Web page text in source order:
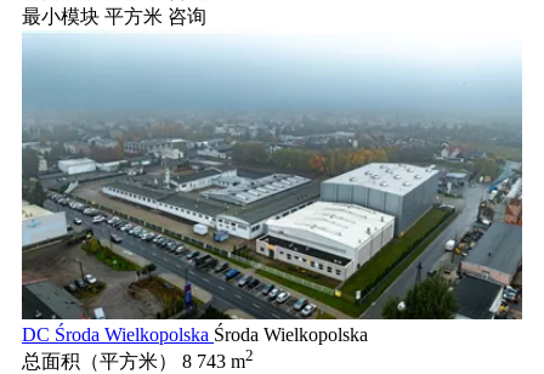
最小模块 平方米 咨询
DC Środa Wielkopolska Środa Wielkopolska
总面积（平方米）
8 743 m2